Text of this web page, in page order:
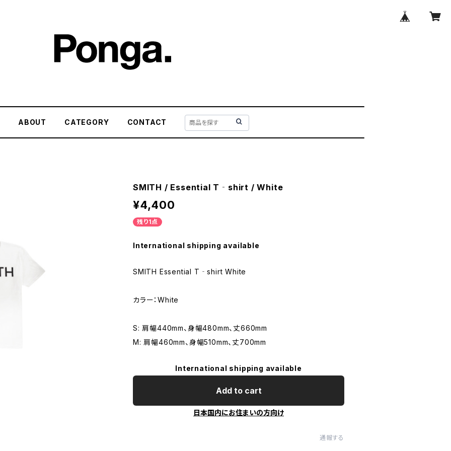
ABOUT CATEGORY CONTACT
SMITH / Essential T‐shirt / White
¥4,400
残り1点
International shipping available
SMITH Essential T‐shirt White
カラー：White
S: 肩幅440mm、身幅480mm、丈660mm
M: 肩幅460mm、身幅510mm、丈700mm
International shipping available
Add to cart
日本国内にお住まいの方向け
通報する